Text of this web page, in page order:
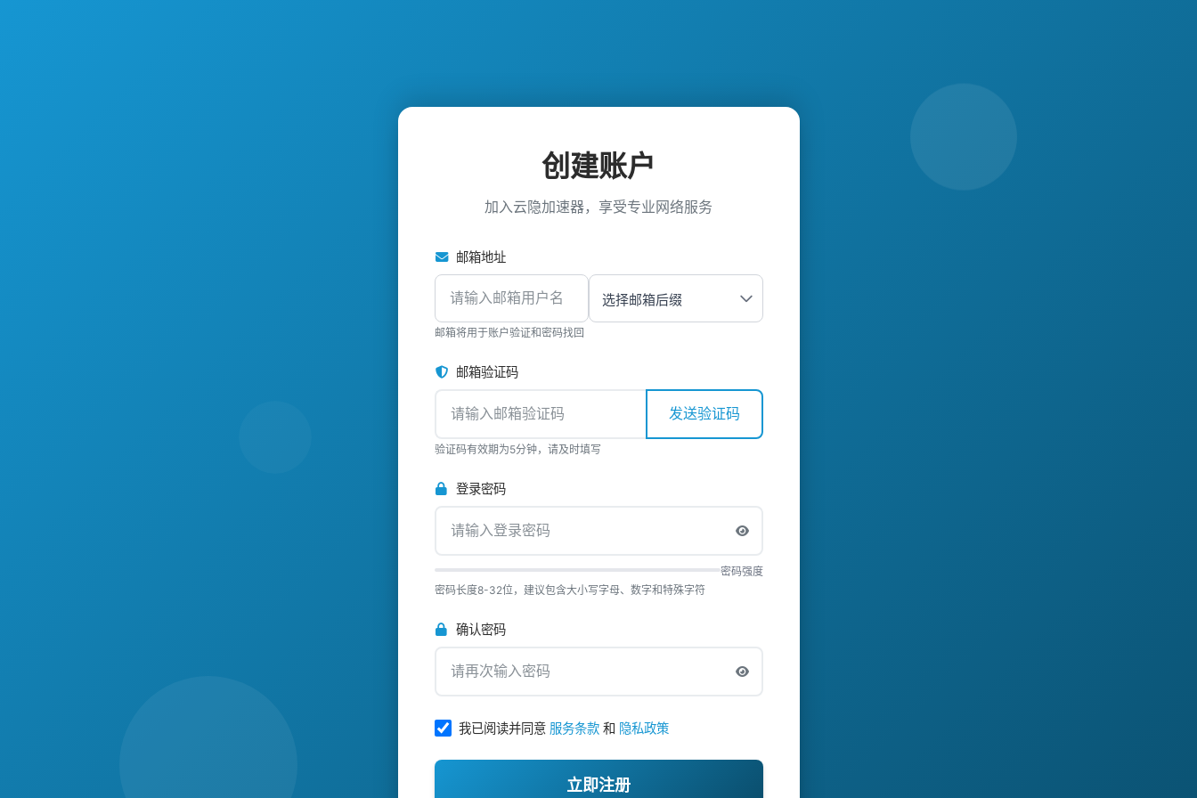
创建账户
加入云隐加速器，享受专业网络服务
邮箱地址
邮箱将用于账户验证和密码找回
邮箱验证码
发送验证码
验证码有效期为5分钟，请及时填写
登录密码
密码强度
密码长度8-32位，建议包含大小写字母、数字和特殊字符
确认密码
我已阅读并同意 服务条款和 隐私政策
立即注册